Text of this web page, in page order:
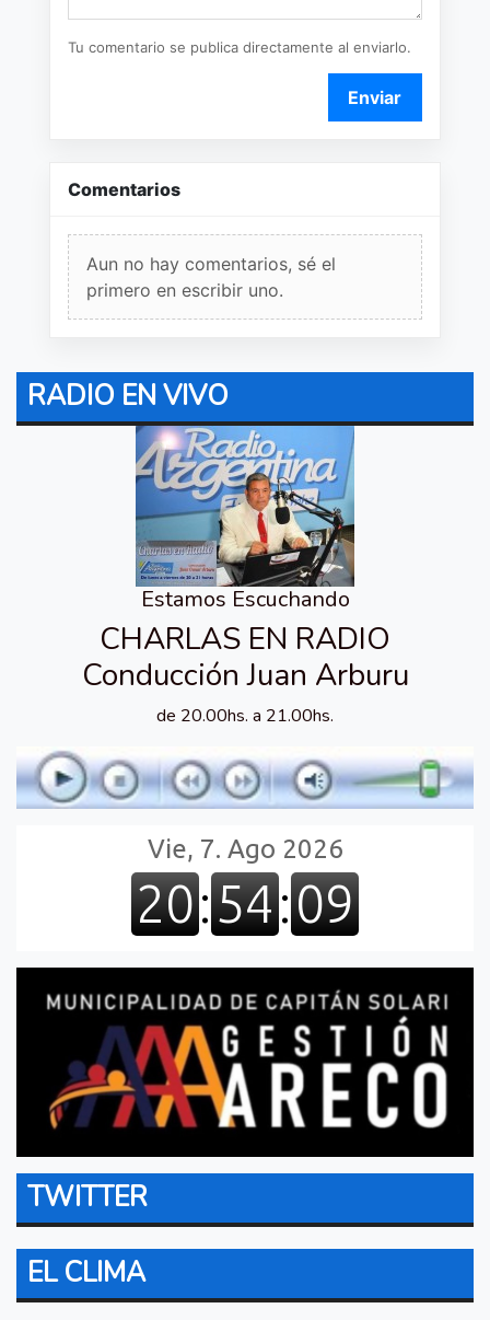
Tu comentario se publica directamente al enviarlo.
Enviar
Comentarios
Aun no hay comentarios, sé el
primero en escribir uno.
RADIO EN VIVO
Estamos Escuchando
CHARLAS EN RADIO
Conducción Juan Arburu
de 20.00hs. a 21.00hs.
TWITTER
EL CLIMA